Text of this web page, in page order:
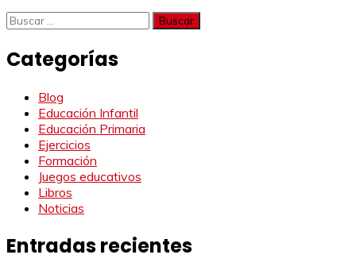
Buscar:
Categorías
Blog
Educación Infantil
Educación Primaria
Ejercicios
Formación
Juegos educativos
Libros
Noticias
Entradas recientes